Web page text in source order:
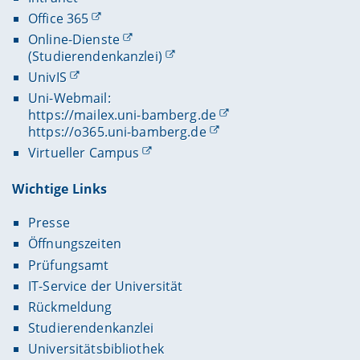
09/2016 – 11/2021
Consultant für Organisations- und
Kulturentwicklung, Great Place To Work
Deutschland GmbH, Köln
10/2012 – 02/2016
Werkstudent in Bereich Personalentwicklung, bei
der Würth Industrie Service GmbH & Co. KG, Bad
Mergentheim
Office 365
Online-Dienste
(Studierendenkanzlei)
UnivIS
Uni-Webmail:
https://mailex.uni-bamberg.de
https://o365.uni-bamberg.de
Virtueller Campus
Wichtige Links
Presse
Öffnungszeiten
Prüfungsamt
IT-Service der Universität
Rückmeldung
Studierendenkanzlei
Universitätsbibliothek